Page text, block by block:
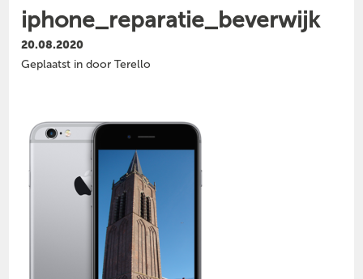
iphone_reparatie_beverwijk
20.08.2020
Geplaatst in door Terello